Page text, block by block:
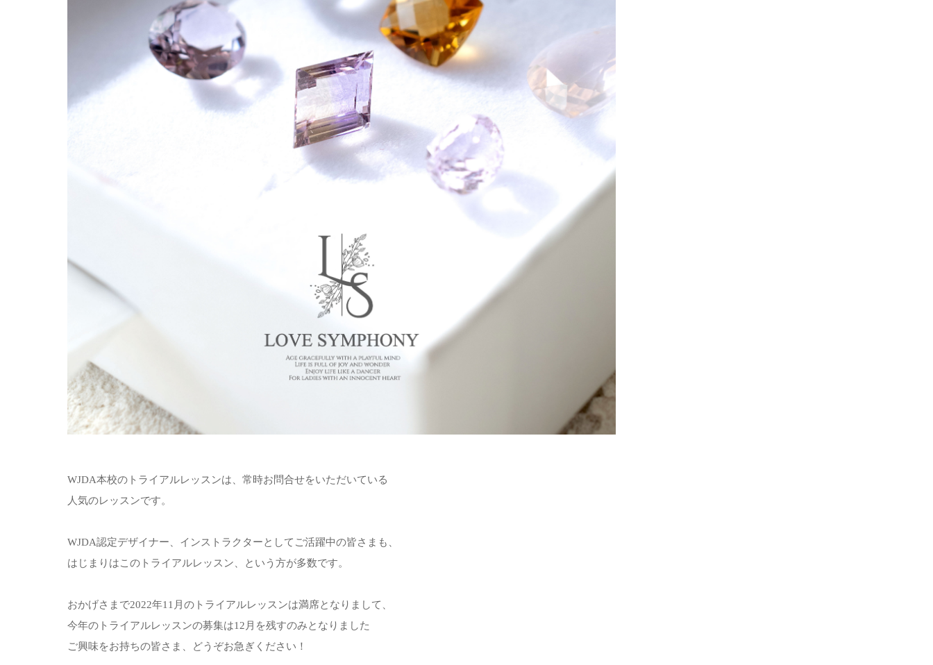
WJDA本校のトライアルレッスンは、常時お問合せをいただいている
人気のレッスンです。
WJDA認定デザイナー、インストラクターとしてご活躍中の皆さまも、
はじまりはこのトライアルレッスン、という方が多数です。
おかげさまで2022年11月のトライアルレッスンは満席となりまして、
今年のトライアルレッスンの募集は12月を残すのみとなりました
ご興味をお持ちの皆さま、どうぞお急ぎください！